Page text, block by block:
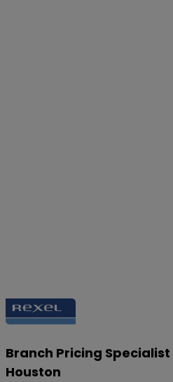
Branch Pricing
Houston